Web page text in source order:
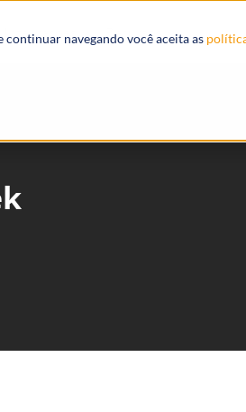
continuar navegando você aceita as
Integrações Recursos